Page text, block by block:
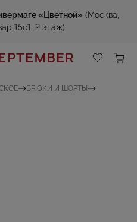
«Цветной» (Москва,
15с1, 2 этаж)
БРЮКИ И ШОРТЫ